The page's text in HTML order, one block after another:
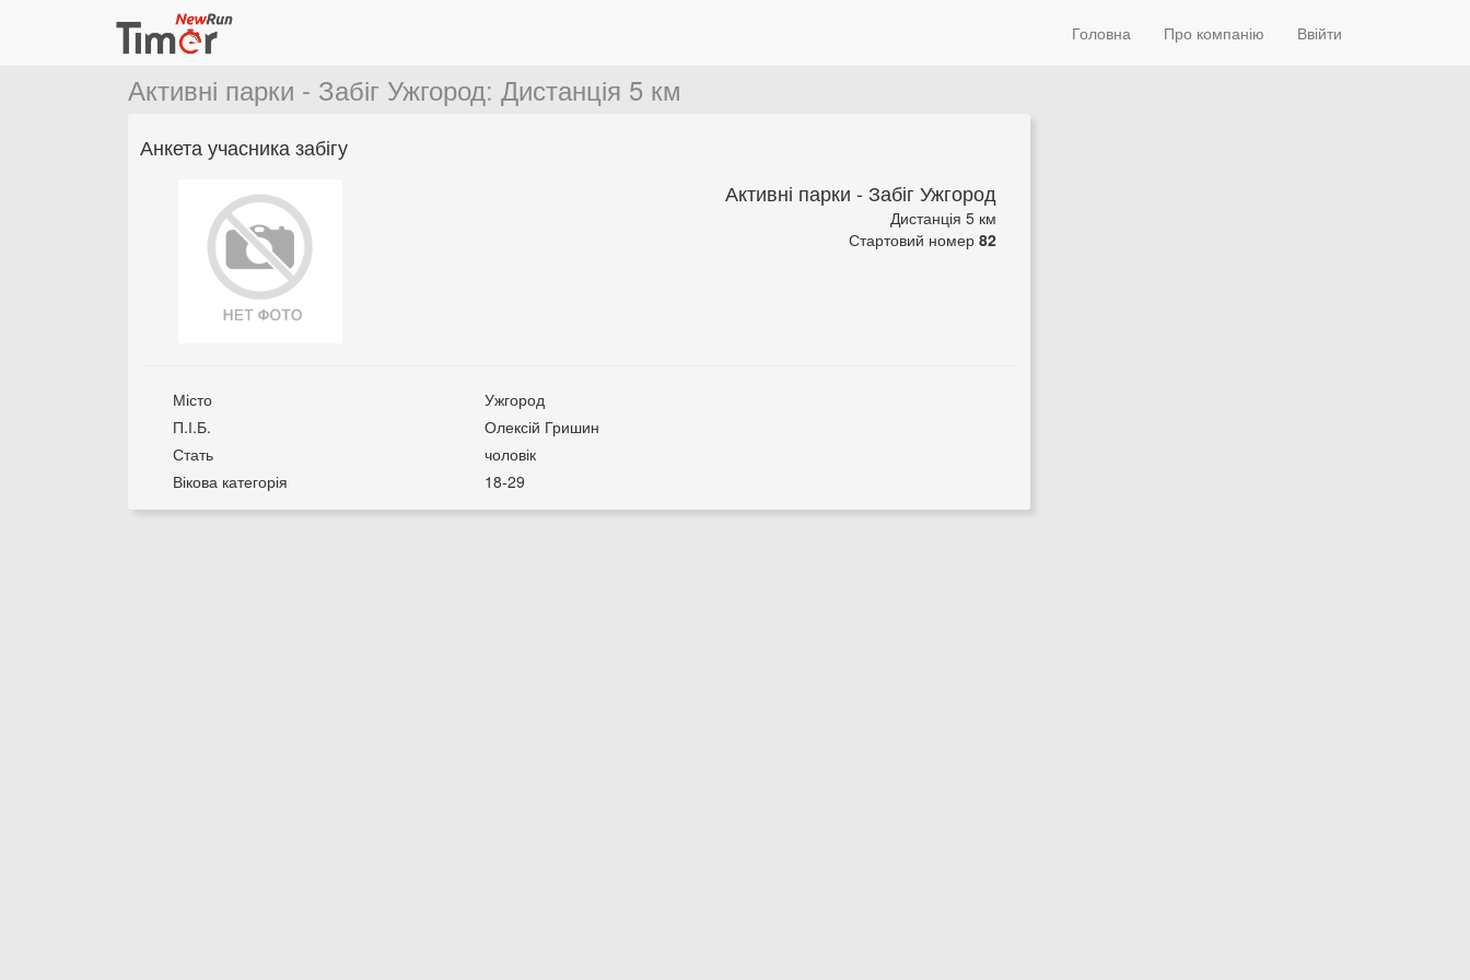
Головна Про компанію Ввійти
Активні парки - Забіг Ужгород: Дистанція 5 км
Анкета учасника забігу
Активні парки - Забіг Ужгород
Дистанція 5 км
Стартовий номер 82
Місто
Ужгород
П.І.Б.
Олексій Гришин
Стать
чоловік
Вікова категорія
18-29